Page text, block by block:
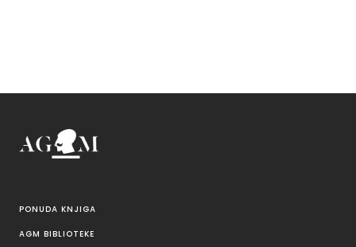
PONUDA KNJIGA
AGM BIBLIOTEKE